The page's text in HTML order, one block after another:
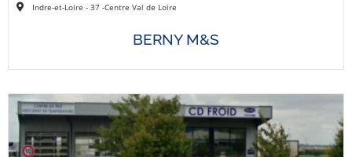
Indre-et-Loire - 37 -Centre Val de Loire
BERNY M&S